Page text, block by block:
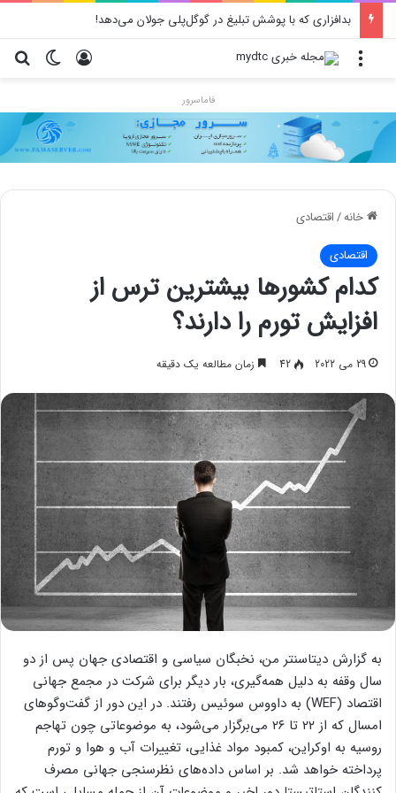
بدافزاری که با پوشش تبلیغ در گوگل‌پلی جولان می‌دهد!
تغییر ورود منو
فاماسرور
خانه/اقتصادی
اقتصادی
کدام کشورها بیشترین ترس از
افزایش تورم را دارند؟
29 می 2022 42 زمان مطالعه یک دقیقه
به گزارش دیتاسنتر من، نخبگان سیاسی و اقتصادی جهان پس از دو
سال وقفه به دلیل همه‌گیری، بار دیگر برای شرکت در مجمع جهانی
اقتصاد (WEF) به داووس سوئیس رفتند. در این دور از گفت‌وگوهای
امسال که از ۲۲ تا ۲۶ می‌برگزار می‌شود، به موضوعاتی چون تهاجم
روسیه به اوکراین، کمبود مواد غذایی، تغییرات آب و هوا و تورم
پرداخته خواهد شد. بر اساس داده‌های نظرسنجی جهانی مصرف